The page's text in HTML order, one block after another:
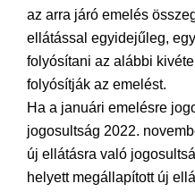
az arra járó emelés
ellátással egyidejűleg,
folyósítani az alábbi
folyósítják az emelést.
Ha a januári emelésre
jogosultság 2022.
új ellátásra való
helyett megállapított új